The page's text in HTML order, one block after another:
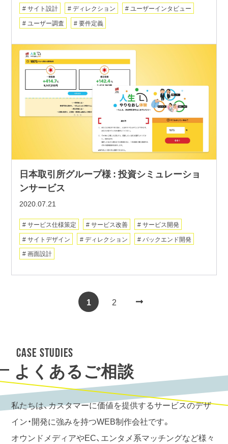
サイト設計
ディレクション
ユーザーインタビュー
ユーザー調査
要件定義
日本取引所グループ様 : 投資シミュレーショ
ンサービス
2020.07.21
サービス仕様策定 サービス改善
サービス開発
サイトデザイン
ディレクション
バックエンド開発
画面設計
ペ
ー
ジ
送
り
1 2
CASE STUDIES
よくあるご相談
私たちは、カスタマーに価値を提供するサービスのデザ
イン・開発に強みを持つWEB制作会社です。
オウンドメディアやEC、エンタメ系マッチングなど様々